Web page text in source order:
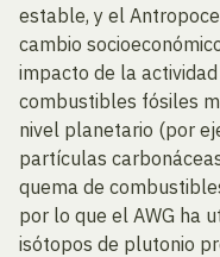
estable, y el
cambio
impacto de la
combustibles fósiles
nivel planetario (por
partículas
quema de
por lo que el AWG ha
isótopos de plutonio